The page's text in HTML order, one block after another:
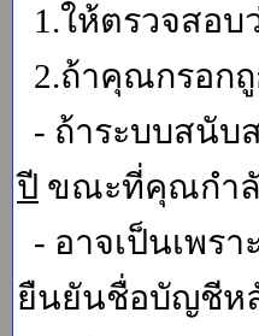
1.ให้ตรวจสอบ
2.ถ้าคุณกรอก
- ถ้าระบบสนับ
ปี ขณะที่คุณกำ
- อาจเป็นเพร
ยืนยันชื่อบัญชีหลั